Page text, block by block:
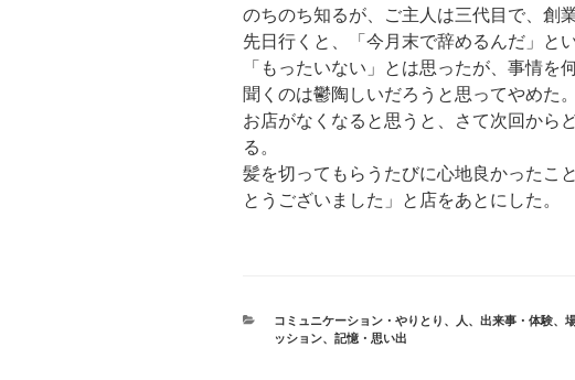
のちのち知るが、ご主人は三代目で、創
先日行くと、「今月末で辞めるんだ」とい
「もったいない」とは思ったが、事情を
聞くのは鬱陶しいだろうと思ってやめた。
お店がなくなると思うと、さて次回から
る。
髪を切ってもらうたびに心地良かったこ
とうございました」と店をあとにした。
カ
テ
コミュニケーション・やりとり 、 人 、 出来事・体験、
ッション、 記憶・思い出